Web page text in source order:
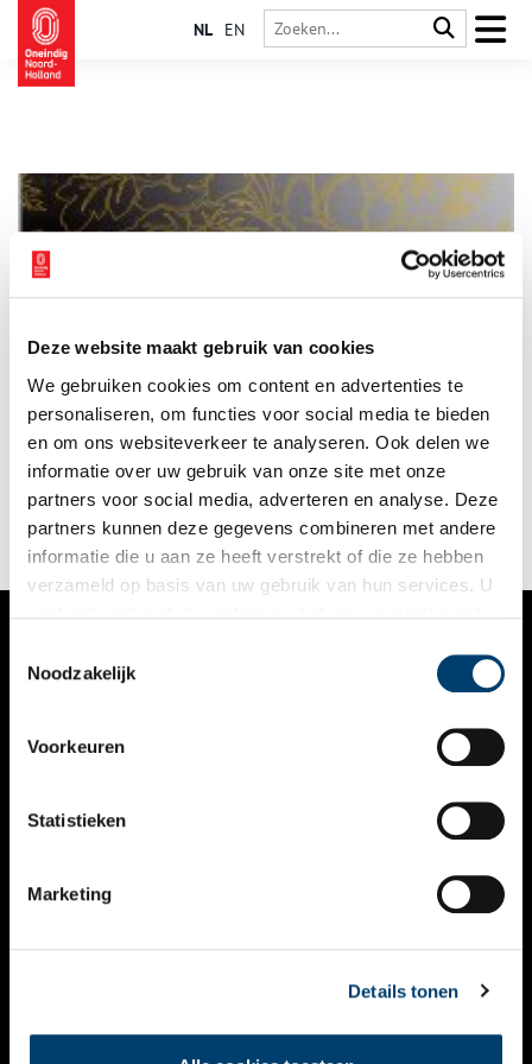
Deze website maakt gebruik van cookies
We gebruiken cookies om content en advertenties te
personaliseren, om functies voor social media te bieden
en om ons websiteverkeer te analyseren. Ook delen we
informatie over uw gebruik van onze site met onze
partners voor social media, adverteren en analyse. Deze
partners kunnen deze gegevens combineren met andere
informatie die u aan ze heeft verstrekt of die ze hebben
verzameld op basis van uw gebruik van hun services. U
Noodzakelijk
Voorkeuren
Statistieken
Marketing
Details tonen
NL EN
Museum Willet-Holthuysen is gevestigd in het voormalige
woonhuisvan de negentiende-eeuwse Amsterdamse
verzamelaar Abraham Willet en zijn echtgenote Louise aan de
Herengracht. Dat het museum in 1996 zijn eerste eeuwfeest
heeft gevierd is allerminst een vanzelfsprekendheid. Het
bestaan heeft verschillende keren aan een zijden draadje
gehangen.
VERHALEN
KALENDER
THEMA’S
VIDEO’S
CONTACT